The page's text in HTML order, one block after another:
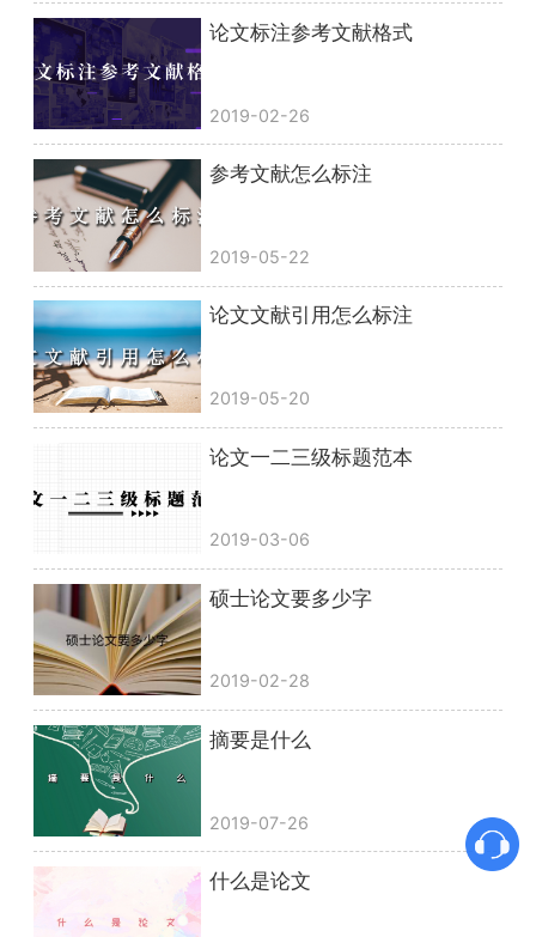
论文标注参考文献格式
2019-02-26
参考文献怎么标注
2019-05-22
论文文献引用怎么标注
2019-05-20
论文一二三级标题范本
2019-03-06
硕士论文要多少字
2019-02-28
摘要是什么
2019-07-26
什么是论文